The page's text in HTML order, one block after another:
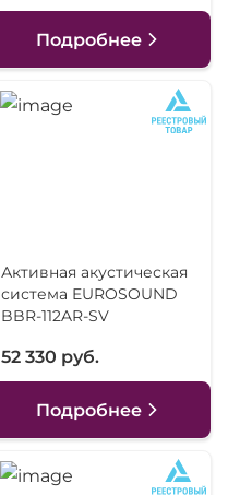
Подробнее
Активная акустическая
система EUROSOUND
BBR-112AR-SV
52 330 руб.
Подробнее